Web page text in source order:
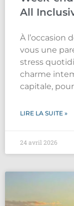
All
À l’occasion
vous une
stress
charme
capitale,
LIRE LA SUITE »
24 avril 2026